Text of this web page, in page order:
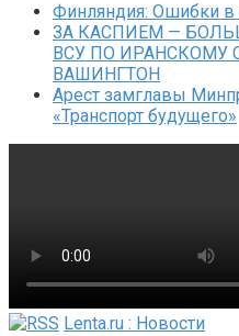
Финляндия: Ошибки в
ЗА КАСПИЕМ —
ВСУ ПО ИРАНСКОМУ
ВАШИНГТОН
Арест замглавы
«Транспорт будущего»
Lenta.ru : Новости